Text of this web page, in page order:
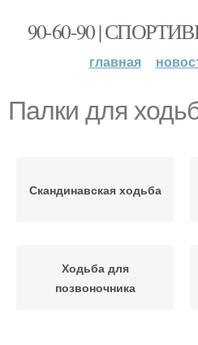
90-60-90 |
главная
Палки для
Скандинавская ходьба
Ходьба для
позвоночника